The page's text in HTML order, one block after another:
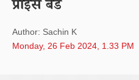
प्राइस बैंड
Author: Sachin K
Monday, 26 Feb 2024, 1.33 PM